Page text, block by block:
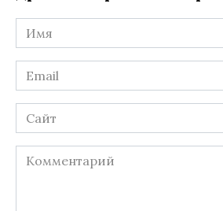
Имя
*
Email
*
Сайт
Комментарий